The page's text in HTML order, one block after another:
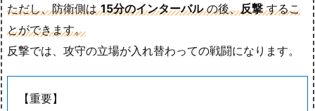
ただし、防衛側は15分のインターバルの後、反撃するこ
とができます。
反撃では、攻守の立場が入れ替わっての戦闘になります。
【重要】